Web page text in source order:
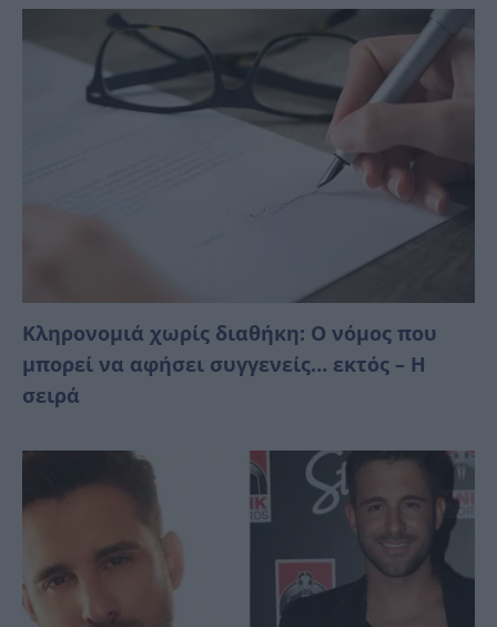
Κληρονομιά χωρίς διαθήκη: Ο νόμος που
μπορεί να αφήσει συγγενείς… εκτός – Η
σειρά